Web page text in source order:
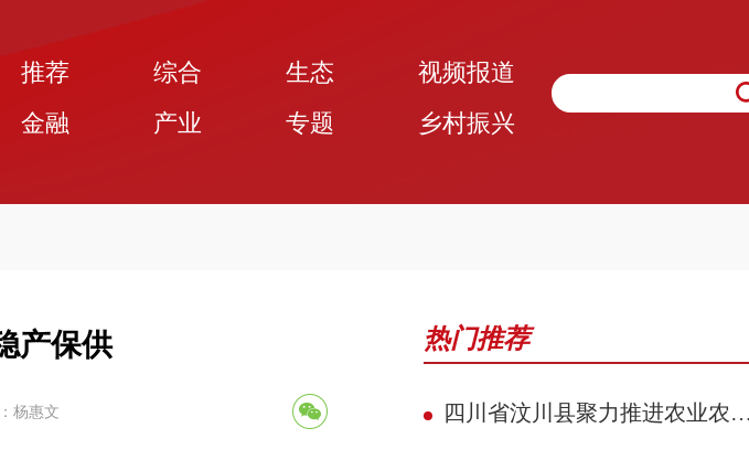
推荐 综合 生态
视频报道
金融
产业 专题 乡村振兴
产保供
杨惠文
热门推荐
四川省汶川县聚力推进农业农村现代化 赋能民族地区县域典范建设攻坚见效